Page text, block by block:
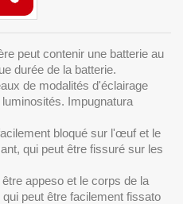
peut contenir une batterie au
durée de la batterie.
de modalités d'éclairage
Impugnatura
bloqué sur l'œuf et le
qui peut être fissuré sur les
appeso et le corps de la
peut être facilement fissato